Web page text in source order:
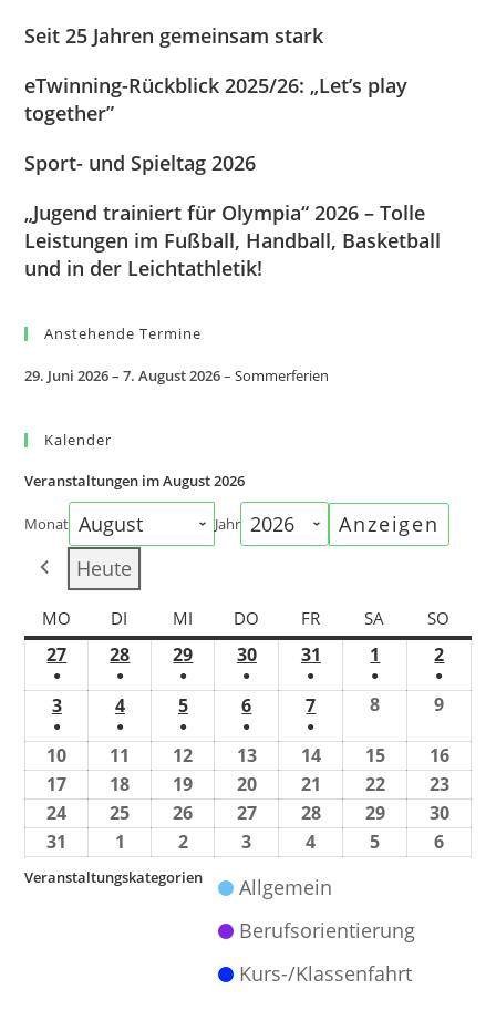
Seit 25 Jahren gemeinsam stark
eTwinning-Rückblick 2025/26: „Let’s play
together”
Sport- und Spieltag 2026
„Jugend trainiert für Olympia“ 2026 – Tolle
Leistungen im Fußball, Handball, Basketball
und in der Leichtathletik!
Anstehende Termine
29. Juni 2026– 7. August 2026–Sommerferien
Kalender
Veranstaltungen im August 2026
Monat Jahr
Heute
MO DI MI DO FR SA SO
27
●
28
●
29
●
30
●
31
●
1
●
2
●
3
●
4
●
5
●
6
●
7
●
8 9
10 11 12 13 14 15
16
17
18 19 20 21 22
23
24
25 26 27 28 29
30
31
1 2 3 4 5 6
Veranstaltungskategorien
Allgemein
Berufsorientierung
Kurs-/Klassenfahrt